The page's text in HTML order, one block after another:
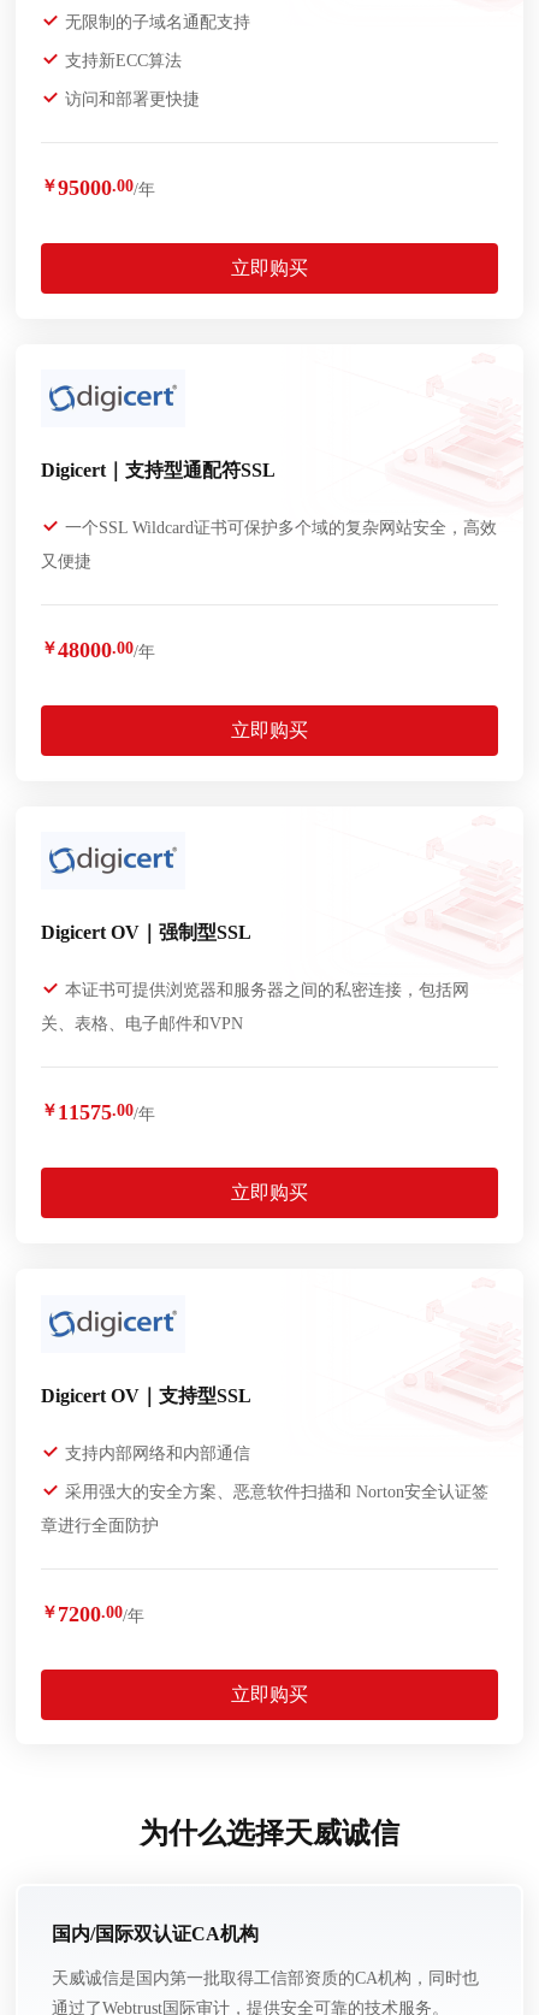
无限制的子域名通配支持
支持新ECC算法
访问和部署更快捷
￥95000.00/年
立即购买
Digicert｜支持型通配符SSL
一个SSL Wildcard证书可保护多个域的复杂网站安全，高效
又便捷
￥48000.00/年
立即购买
Digicert OV｜强制型SSL
本证书可提供浏览器和服务器之间的私密连接，包括网
关、表格、电子邮件和VPN
￥ 11575.00/年
立即购买
Digicert OV｜支持型SSL
支持内部网络和内部通信
采用强大的安全方案、恶意软件扫描和 Norton安全认证签
章进行全面防护
￥ 7200.00/年
立即购买
为什么选择天威诚信
国内/国际双认证CA机构
天威诚信是国内第一批取得工信部资质的CA机构，同时也
通过了Webtrust国际审计，提供安全可靠的技术服务。